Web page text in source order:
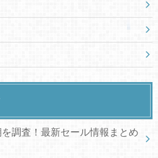
調査！最新セール情報まとめ